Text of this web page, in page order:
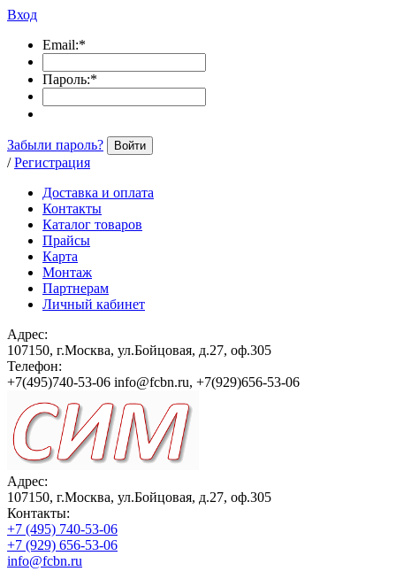
Вход
Email:*
Пароль:*
Забыли пароль? Войти
/ Регистрация
Доставка и оплата
Контакты
Каталог товаров
Прайсы
Карта
Монтаж
Партнерам
Личный кабинет
Адрес:
107150, г.Москва, ул.Бойцовая, д.27, оф.305
Телефон:
+7(495)740-53-06 info@fcbn.ru, +7(929)656-53-06
Адрес:
107150, г.Москва, ул.Бойцовая, д.27, оф.305
Контакты:
+7 (495) 740-53-06
+7 (929) 656-53-06
info@fcbn.ru